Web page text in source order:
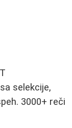
selekcije,
3000+ reči